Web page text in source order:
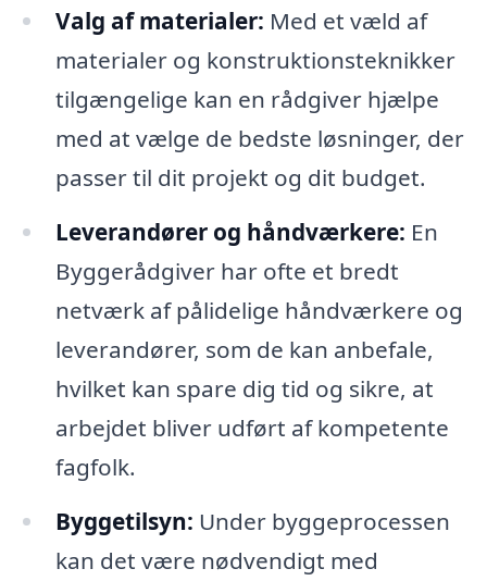
Valg af materialer: Med et væld af
materialer og konstruktionsteknikker
tilgængelige kan en rådgiver hjælpe
med at vælge de bedste løsninger, der
passer til dit projekt og dit budget.
Leverandører og håndværkere: En
Byggerådgiver har ofte et bredt
netværk af pålidelige håndværkere og
leverandører, som de kan anbefale,
hvilket kan spare dig tid og sikre, at
arbejdet bliver udført af kompetente
fagfolk.
Byggetilsyn: Under byggeprocessen
kan det være nødvendigt med